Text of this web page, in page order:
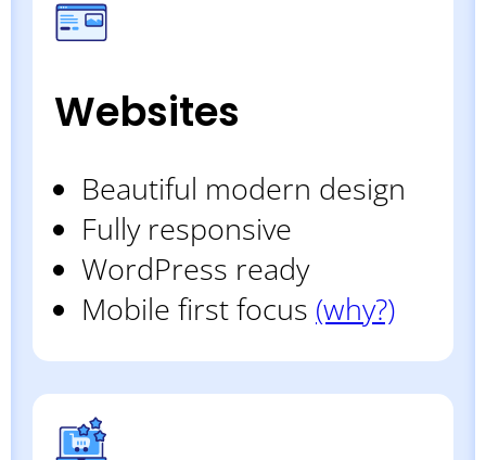
Websites
Beautiful modern design
Fully responsive
WordPress ready
Mobile first focus (why?)